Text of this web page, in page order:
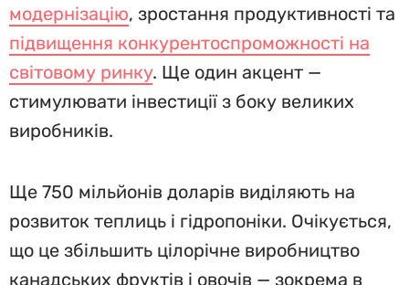
модернізацію, зростання продуктивності та
підвищення конкурентоспроможності на
світовому ринку. Ще один акцент —
стимулювати інвестиції з боку великих
виробників.
Ще 750 мільйонів доларів виділяють на
розвиток теплиць і гідропоніки. Очікується,
що це збільшить цілорічне виробництво
канадських фруктів і овочів — зокрема в